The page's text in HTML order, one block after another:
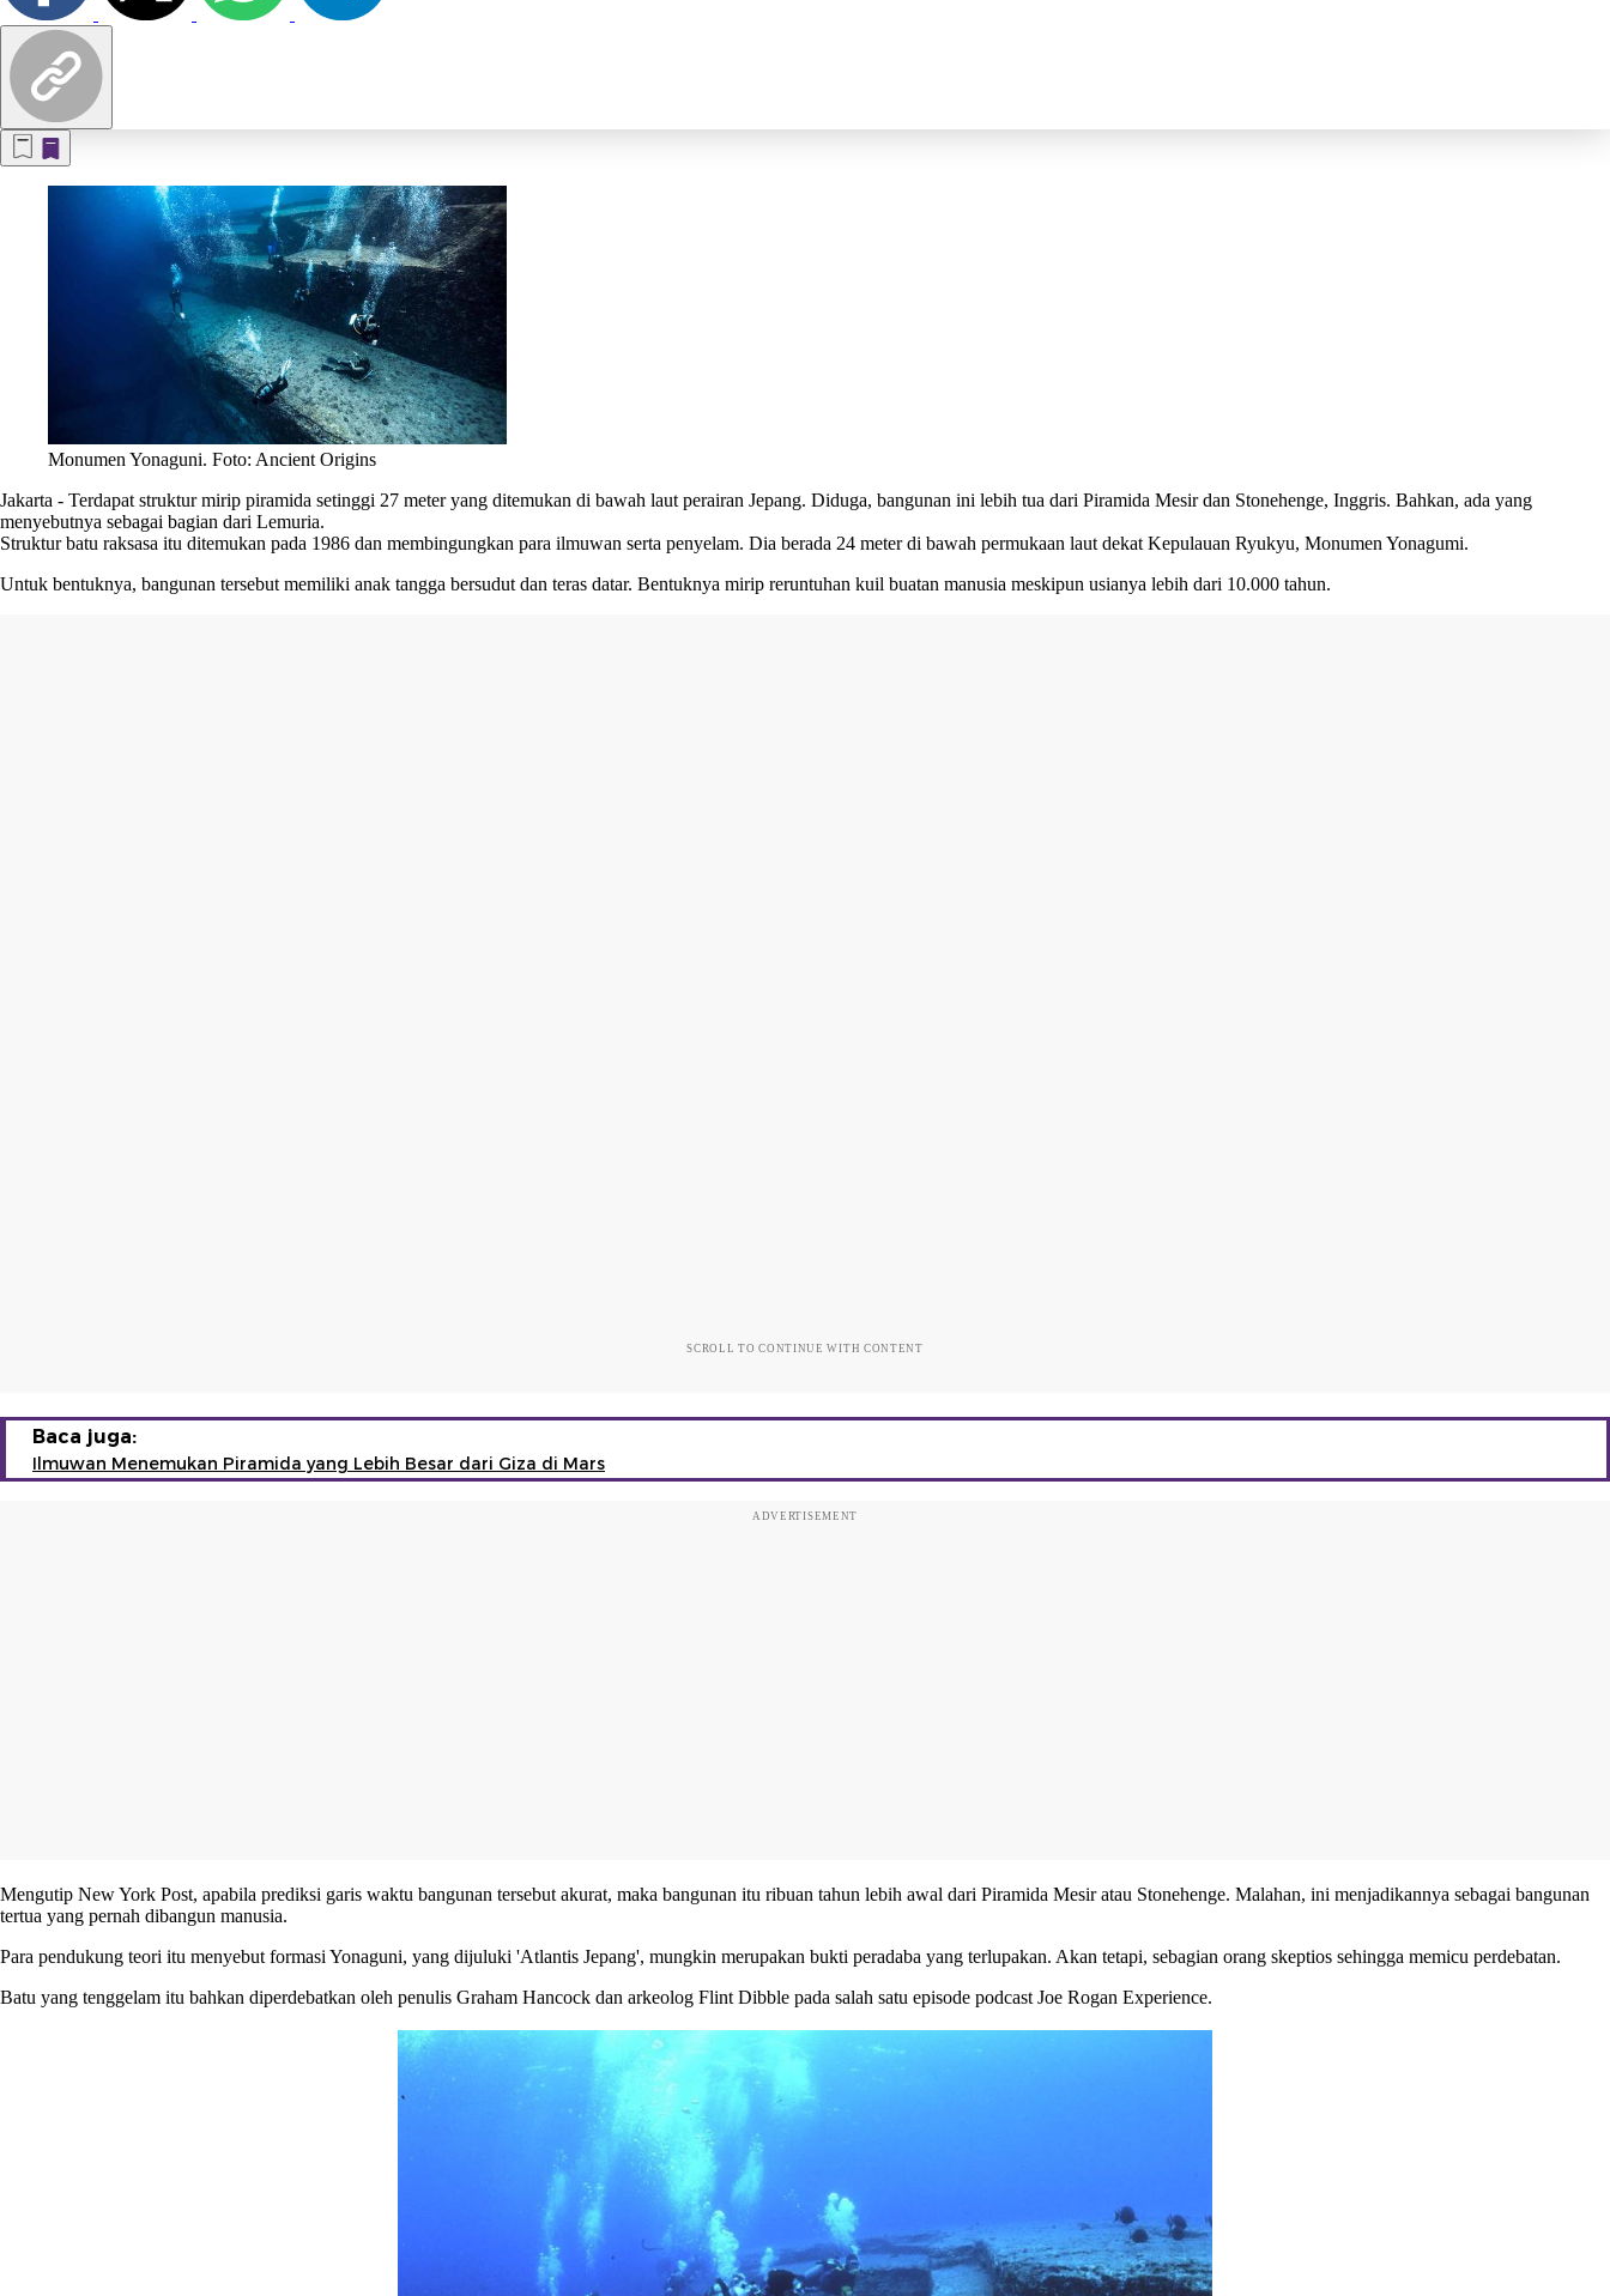
Monumen Yonaguni. Foto: Ancient Origins
Jakarta - Terdapat struktur mirip piramida setinggi 27 meter yang ditemukan di bawah laut perairan Jepang. Diduga, bangunan ini lebih tua dari Piramida Mesirdan Stonehenge, Inggris. Bahkan, ada yang
menyebutnya sebagai bagian dari Lemuria.
Struktur batu raksasa itu ditemukan pada 1986 dan membingungkan para ilmuwan serta penyelam. Dia berada 24 meter di bawah permukaan laut dekat Kepulauan Ryukyu, Monumen Yonagumi.
Untuk bentuknya, bangunan tersebut memiliki anak tangga bersudut dan teras datar. Bentuknya mirip reruntuhan kuil buatan manusia meskipun usianya lebih dari 10.000 tahun.
SCROLL TO CONTINUE WITH CONTENT
Baca juga:
Ilmuwan Menemukan Piramida yang Lebih Besar dari Giza di Mars
ADVERTISEMENT
Mengutip New York Post, apabila prediksi garis waktu bangunan tersebut akurat, maka bangunan itu ribuan tahun lebih awal dari Piramida Mesir atau Stonehenge. Malahan, ini menjadikannya sebagai bangunan
tertua yang pernah dibangun manusia.
Para pendukung teori itu menyebut formasi Yonaguni, yang dijuluki 'Atlantis Jepang', mungkin merupakan bukti peradaba yang terlupakan. Akan tetapi, sebagian orang skeptios sehingga memicu perdebatan.
Batu yang tenggelam itu bahkan diperdebatkan oleh penulis Graham Hancock dan arkeolog Flint Dibble pada salah satu episode podcast Joe Rogan Experience.